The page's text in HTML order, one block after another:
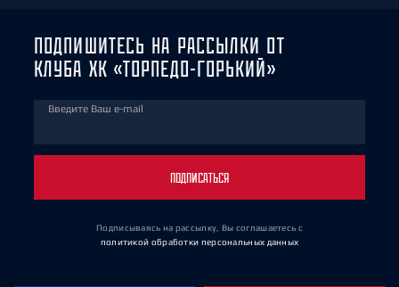
ПОДПИШИТЕСЬ НА РАССЫЛКИ ОТ
КЛУБА ХК «ТОРПЕДО-ГОРЬКИЙ»
Введите Ваш e-mail
ПОДПИСАТЬСЯ
Подписываясь на рассылку, Вы соглашаетесь с
политикой обработки персональных данных